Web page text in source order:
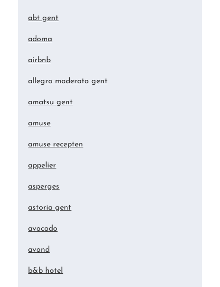
abt gent
adoma
airbnb
allegro moderato gent
amatsu gent
amuse
amuse recepten
appelier
asperges
astoria gent
avocado
avond
b&b hotel